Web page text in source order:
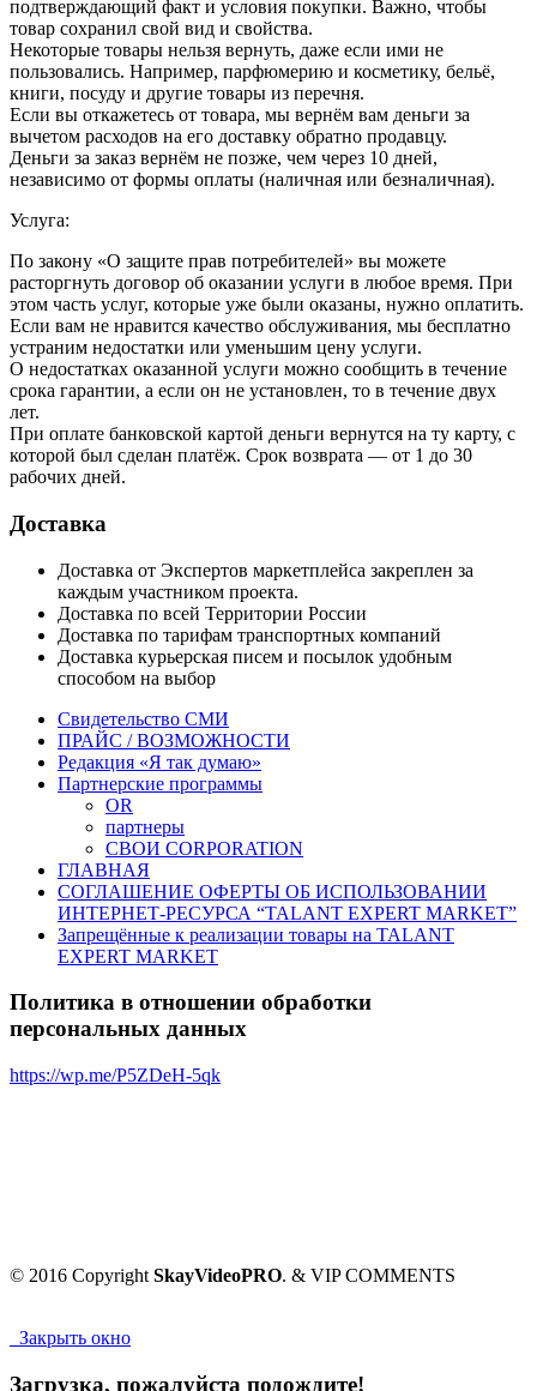
подтверждающий факт и условия покупки. Важно, чтобы
товар сохранил свой вид и свойства.
Некоторые товары нельзя вернуть, даже если ими не
пользовались. Например, парфюмерию и косметику, бельё,
книги, посуду и другие товары из перечня.
Если вы откажетесь от товара, мы вернём вам деньги за
вычетом расходов на его доставку обратно продавцу.
Деньги за заказ вернём не позже, чем через 10 дней,
независимо от формы оплаты (наличная или безналичная).
Услуга:
По закону «О защите прав потребителей» вы можете
расторгнуть договор об оказании услуги в любое время. При
этом часть услуг, которые уже были оказаны, нужно оплатить.
Если вам не нравится качество обслуживания, мы бесплатно
устраним недостатки или уменьшим цену услуги.
О недостатках оказанной услуги можно сообщить в течение
срока гарантии, а если он не установлен, то в течение двух
лет.
При оплате банковской картой деньги вернутся на ту карту, с
которой был сделан платёж. Срок возврата — от 1 до 30
рабочих дней.
Доставка
Доставка от Экспертов маркетплейса закреплен за
каждым участником проекта.
Доставка по всей Территории России
Доставка по тарифам транспортных компаний
Доставка курьерская писем и посылок удобным
способом на выбор
Свидетельство СМИ
ПРАЙС / ВОЗМОЖНОСТИ
Редакция «Я так думаю»
Партнерские программы
OR
партнеры
СВОИ CORPORATION
ГЛАВНАЯ
СОГЛАШЕНИЕ ОФЕРТЫ ОБ ИСПОЛЬЗОВАНИИ
ИНТЕРНЕТ-РЕСУРСА “TALANT EXPERT MARKET”
Запрещённые к реализации товары на TALANT
EXPERT MARKET
Политика в отношении обработки
персональных данных
https://wp.me/P5ZDeH-5qk
© 2016 Copyright SkayVideoPRO. & VIP COMMENTS
Закрыть окно
Загрузка, пожалуйста подождите!